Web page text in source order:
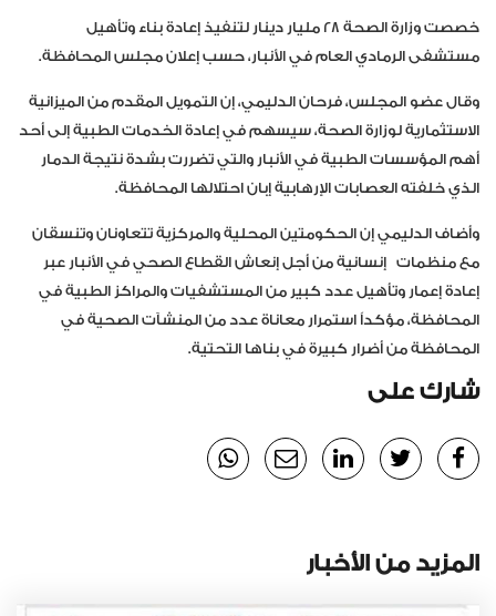
خصصت وزارة الصحة ٢٨ مليار دينار لتنفيذ إعادة بناء وتأهيل
مستشفى الرمادي العام في الأنبار، حسب إعلان مجلس المحافظة.
وقال عضو المجلس، فرحان الدليمي، إن التمويل المقدم من الميزانية
الاستثمارية لوزارة الصحة، سيسهم في إعادة الخدمات الطبية إلى أحد
أهم المؤسسات الطبية في الأنبار والتي تضررت بشدة نتيجة الدمار
الذي خلفته العصابات الإرهابية إبان احتلالها المحافظة.
وأضاف الدليمي إن الحكومتين المحلية والمركزية تتعاونان وتنسقان
مع منظمات إنسانية من أجل إنعاش القطاع الصحي في الأنبار عبر
إعادة إعمار وتأهيل عدد كبير من المستشفيات والمراكز الطبية في
المحافظة، مؤكداً استمرار معاناة عدد من المنشآت الصحية في
المحافظة من أضرار كبيرة في بناها التحتية.
شارك على
المزيد من الأخبار